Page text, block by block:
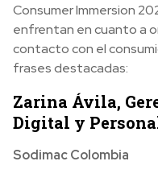
Consumer Immersion
enfrentan en cuanto a
contacto con el
frases destacadas:
Zarina Ávila,
Digital y
Sodimac Colombia